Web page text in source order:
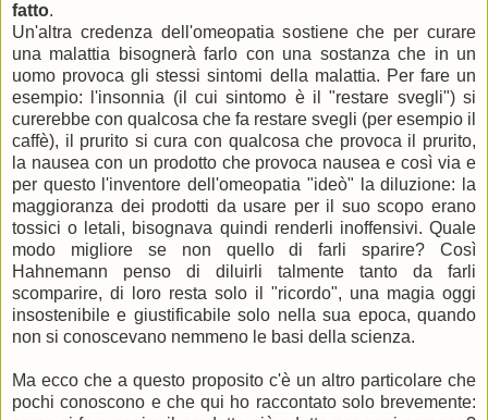
fatto.
Un'altra credenza dell'omeopatia sostiene che per curare
una malattia bisognerà farlo con una sostanza che in un
uomo provoca gli stessi sintomi della malattia. Per fare un
esempio: l'insonnia (il cui sintomo è il "restare svegli") si
curerebbe con qualcosa che fa restare svegli (per esempio il
caffè), il prurito si cura con qualcosa che provoca il prurito,
la nausea con un prodotto che provoca nausea e così via e
per questo l'inventore dell'omeopatia "ideò" la diluzione: la
maggioranza dei prodotti da usare per il suo scopo erano
tossici o letali, bisognava quindi renderli inoffensivi. Quale
modo migliore se non quello di farli sparire? Così
Hahnemann penso di diluirli talmente tanto da farli
scomparire, di loro resta solo il "ricordo", una magia oggi
insostenibile e giustificabile solo nella sua epoca, quando
non si conoscevano nemmeno le basi della scienza.
Ma ecco che a questo proposito c'è un altro particolare che
pochi conoscono e che qui ho raccontato solo brevemente: